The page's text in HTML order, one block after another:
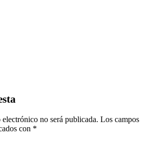
no será publicada. Los campos
con *